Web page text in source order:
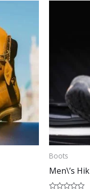
Boots
Men\’s